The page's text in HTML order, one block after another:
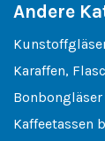
Andere
Karaffen,
Kaffeetassen